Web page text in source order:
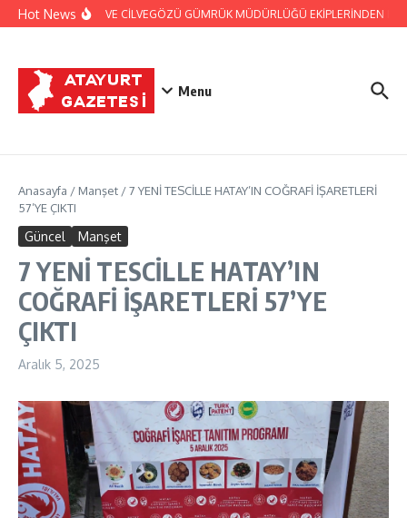
İçeriğe atla
Hot News
JANDARMA VE CİLVEGÖZÜ GÜMRÜK MÜDÜRLÜĞÜ EKİPLERİNDEN
Menu
Anasayfa / Manşet /7 YENİ TESCİLLE HATAY’IN COĞRAFİ İŞARETLERİ
57’YE ÇIKTI
Güncel Manşet
7 YENİ TESCİLLE HATAY’IN
COĞRAFİ İŞARETLERİ 57’YE
ÇIKTI
Aralık 5, 2025